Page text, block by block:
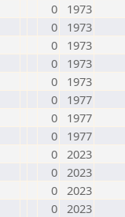
0
1973
0
1973
0
1973
0
1973
0
1973
0
1977
0
1977
0
1977
0 2023
0 2023
0 2023
0 2023